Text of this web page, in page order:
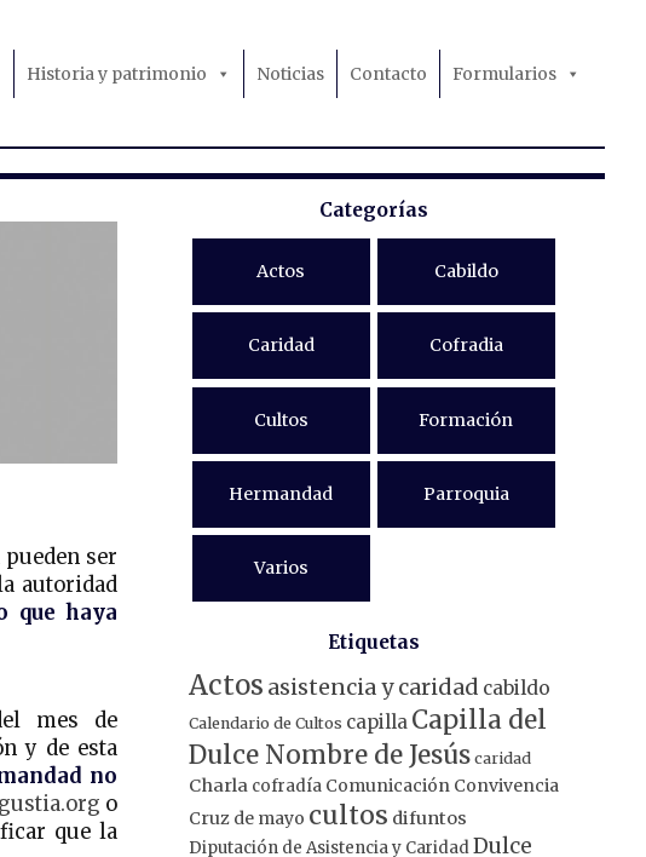
Historia y patrimonio Noticias Contacto Formularios
ser
autoridad
que haya
mes de
y de esta
no
o
que la
Categorías
Actos Cabildo
Caridad Cofradia
Cultos Formación
Hermandad Parroquia
Varios
Etiquetas
Actos asistencia y caridad cabildo
Calendario de Cultos capilla Capilla del
Dulce Nombre de Jesús caridad
Charla cofradía Comunicación Convivencia
Cruz de mayo cultos difuntos
Diputación de Asistencia y CaridadDulce